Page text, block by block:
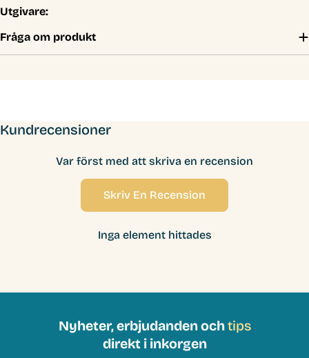
Utgivare:
Fråga om produkt
Kundrecensioner
Var först med att skriva en recension
Skriv En Recension
Inga element hittades
Nyheter, erbjudanden ochtips
direkt i inkorgen